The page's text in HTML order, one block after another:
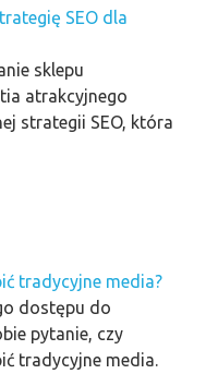
SEO dla
sklepu
atrakcyjnego
strategii SEO, która
tradycyjne media?
dostępu do
pytanie, czy
tradycyjne media.